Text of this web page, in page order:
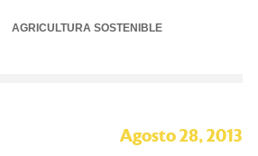
AGRICULTURA SOSTENIBLE
Agosto 28, 2013